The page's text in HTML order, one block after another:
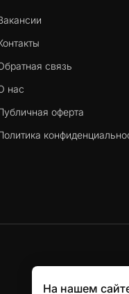
связь
нас
оферта
На нашем